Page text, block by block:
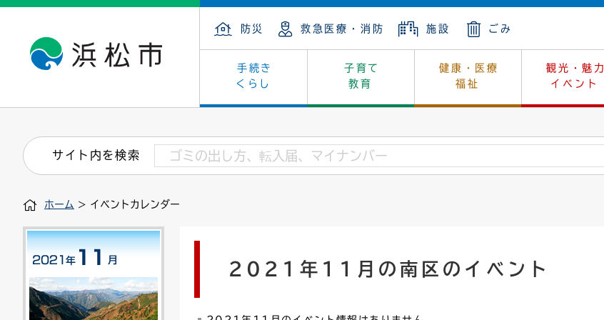
防災 救急医療・消防 施設 ごみ
手続き
くらし
子育て
教育
健康・医療
福祉
観光・魅力
イベント
戸籍・住民の手続き 保険・年金 上下水道
住まい・建築 墓地・斎場 消費生活
税金
道路・交通・河川
印鑑登録証明書 戸籍謄本・抄本 住所変更
道路台帳
子育て・青少年・若者 教育 生涯学習
看護専門学校 学級閉鎖 幼稚園一覧
小学校一覧
健康・医療 福祉 休日当番医
介護保険 保健所
文化・芸術 文化財 レジャー・スポーツ
浜松・浜名湖だいすきネット はじめよう、ハマライフ
産業振興 カーボンニュートラル 土地
発注情報(入札・契約) 福祉・介護 環境対策
募集
市の概要 庁舎案内 市長の部屋
外郭団体 統計 選挙
職員採用
行政区
会議 情報公開・個人情報 監査
附属機関
サイト内を検索
ホーム > イベントカレンダー
2021年11月の南区のイベント